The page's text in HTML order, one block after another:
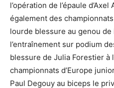
l’opération de l’épaule
également des
lourde blessure au genou
l’entraînement sur podium
blessure de Julia Forestier à
championnats d’Europe
Paul Degouy au biceps le